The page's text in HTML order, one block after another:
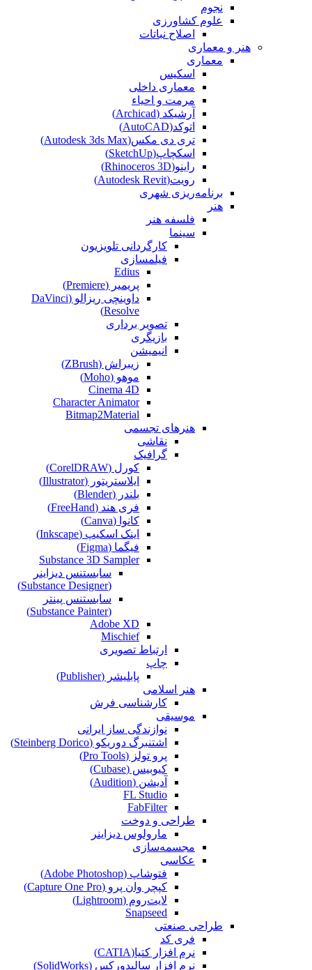
نجوم
علوم کشاورزی
اصلاح نباتات
هنر و معماری
معماری
اسکیس
معماری داخلی
مرمت و احیاء
آرشیکد (Archicad)
اتوکد(AutoCAD)
تری دی مکس(Autodesk 3ds Max)
اسکچاپ(SketchUp)
راینو(Rhinoceros 3D)
رویت(Autodesk Revit)
برنامه‌ریزی شهری
هنر
فلسفه هنر
سینما
کارگردانی تلویزیون
فیلمسازی
Edius
پریمیر (Premiere)
داوینچی ریزالو (DaVinci
Resolve)
تصویر برداری
بازیگری
انیمیشن
زیبراش (ZBrush)
موهو (Moho)
Cinema 4D
Character Animator
Bitmap2Material
هنرهای تجسمی
نقاشی‌
گرافیک
کورل (CorelDRAW)
ایلاستریتور (Illustrator)
بلندر (Blender)
فری هند (FreeHand)
کانوا (Canva)
اینک اسکیپ (Inkscape)
فیگما (Figma‎)
Substance 3D Sampler
سابستنس دیزاینر
(Substance Designer)
سابستنس پینتر
(Substance Painter)
Adobe XD
Mischief
ارتباط تصویری
چاپ
پابلیشر (Publisher)
هنر اسلامی
کارشناسی فرش
موسیقی
نوازندگی ساز ایرانی
اشتنبرگ دوریکو (Steinberg Dorico)
پرو تولز (Pro Tools)
کیوبیس (Cubase‎)
آدیشن (Audition)
FL Studio
FabFilter
طراحی و دوخت
مارولوس دیزاینر
مجسمه‌سازی‌
عکاسی
فتوشاپ (Adobe Photoshop)
کپچر وان پرو (Capture One Pro)
لایت‌روم (Lightroom)
Snapseed
طراحی صنعتی
فری کد
نرم افزار کتیا(CATIA)
نرم افزار سالیدورکس (SolidWorks)